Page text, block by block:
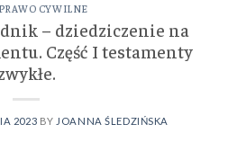
PRAWO CYWILNE
– dziedziczenie na
Część I testamenty
2023 BY JOANNA ŚLEDZIŃSKA